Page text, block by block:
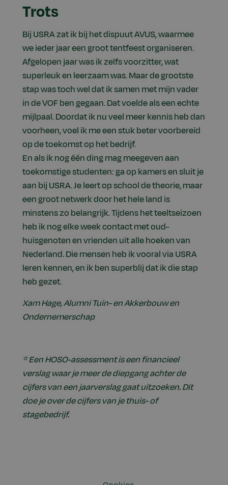
Trots
Bij USRA zat ik bij het dispuut AVUS, waarmee
we ieder jaar een groot tentfeest organiseren.
Afgelopen jaar was ik zelfs voorzitter, wat
superleuk en leerzaam was. Maar de grootste
stap was toch wel dat ik samen met mijn vader
in de VOF ben gegaan. Dat voelde als een echte
mijlpaal. Doordat ik nu veel meer kennis heb dan
voorheen, voel ik me een stuk beter voorbereid
op de toekomst op het bedrijf.
En als ik nog één ding mag meegeven aan
toekomstige studenten: ga op kamers en sluit je
aan bij USRA. Je leert op school de theorie, maar
een groot netwerk door het hele land is
minstens zo belangrijk. Tijdens het teeltseizoen
heb ik nog elke week contact met oud-
huisgenoten en vrienden uit alle hoeken van
Nederland. Die mensen heb ik vooral via USRA
leren kennen, en ik ben superblij dat ik die stap
heb gezet.
Xam Hage, Alumni Tuin- en Akkerbouw en
Ondernemerschap
* Een HOSO-assessment is een financieel
verslag waar je meer de diepgang achter de
cijfers van een jaarverslag gaat uitzoeken. Dit
doe je over de cijfers van je thuis- of
stagebedrijf.